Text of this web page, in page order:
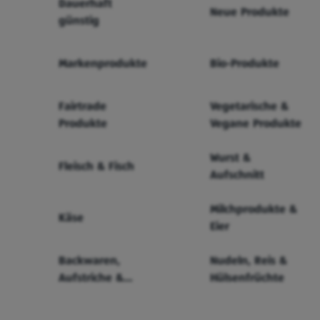
günstig
Neue Produkte
Markenprodukte Bio-Produkte
Fairtrade
Produkte
Vegetarische &
Vegane Produkte
Fleisch & Fisch
Wurst &
Aufschnitt
Käse
Milchprodukte &
Eier
Backwaren,
Aufstriche &
Nudeln, Reis &
Hülsenfrüchte